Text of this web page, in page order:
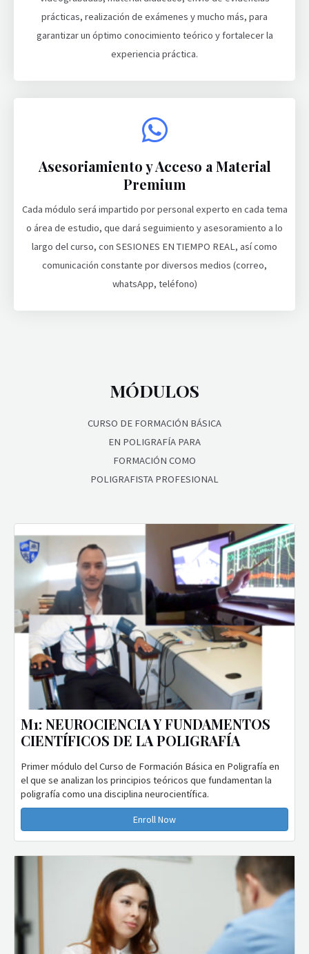
prácticas, realización de exámenes y mucho más, para
garantizar un óptimo conocimiento teórico y fortalecer la
experiencia práctica.
Asesoriamiento y Acceso a Material
Premium
Cada módulo será impartido por personal experto en cada tema
o área de estudio, que dará seguimiento y asesoramiento a lo
largo del curso, con SESIONES EN TIEMPO REAL, así como
comunicación constante por diversos medios (correo,
whatsApp, teléfono)
MÓDULOS
CURSO DE FORMACIÓN BÁSICA
EN POLIGRAFÍA PARA
FORMACIÓN COMO
POLIGRAFISTA PROFESIONAL
M1: NEUROCIENCIA Y FUNDAMENTOS
CIENTÍFICOS DE LA POLIGRAFÍA
Primer módulo del Curso de Formación Básica en Poligrafía en
el que se analizan los principios teóricos que fundamentan la
poligrafía como una disciplina neurocientífica.
Enroll Now